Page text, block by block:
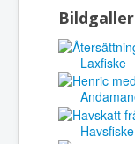
Laxfiske
Havsfiske